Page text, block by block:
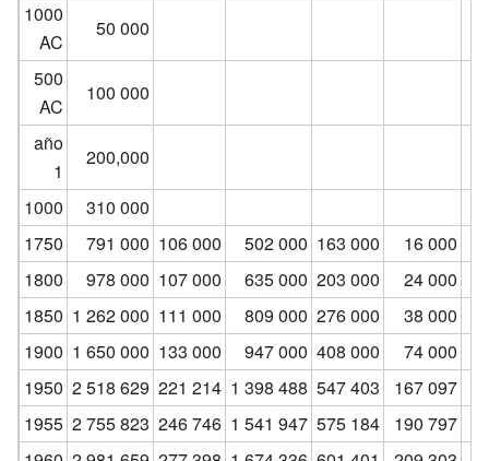
1000
AC
50 000
500
AC
100 000
año
1
200,000
1000
310 000
1750
791 000 106 000 502 000 163 000
16 000
1800
978 000 107 000 635 000 203 000
24 000
1850 1 262 000 111 000 809 000 276 000 38 000
1900 1 650 000 133 000 947 000 408 000 74 000
1950 2 518 629 221 214 1 398 488 547 403 167 097
1955 2 755 823 246 746 1 541 947 575 184 190 797